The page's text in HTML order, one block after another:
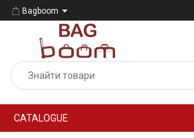
Bagboom
CATALOGUE